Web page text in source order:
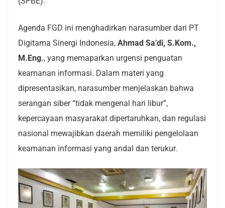
Agenda FGD ini menghadirkan narasumber dari PT
Digitama Sinergi Indonesia, Ahmad Sa’di, S.Kom.,
M.Eng., yang memaparkan urgensi penguatan
keamanan informasi. Dalam materi yang
dipresentasikan, narasumber menjelaskan bahwa
serangan siber “tidak mengenal hari libur”,
kepercayaan masyarakat dipertaruhkan, dan regulasi
nasional mewajibkan daerah memiliki pengelolaan
keamanan informasi yang andal dan terukur.